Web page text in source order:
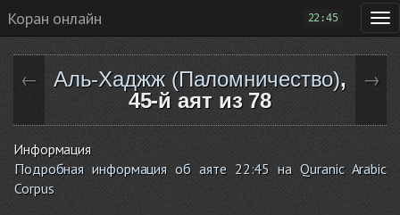
Коран онлайн 22:45
← Аль-Хаджж (Паломничество),
45-й аят из 78
→
Информация
Подробная информация об аяте 22:45 на Quranic Arabic
Corpus